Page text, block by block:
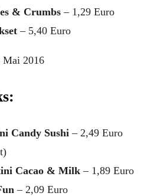
& Crumbs – 1,29 Euro
– 5,40 Euro
Candy Sushi – 2,49 Euro
Cacao & Milk – 1,89 Euro
– 2,09 Euro